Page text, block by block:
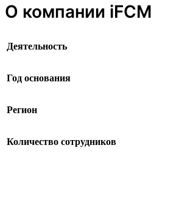
О компании iFCM
Деятельность
Год основания
Регион
Количество сотрудников